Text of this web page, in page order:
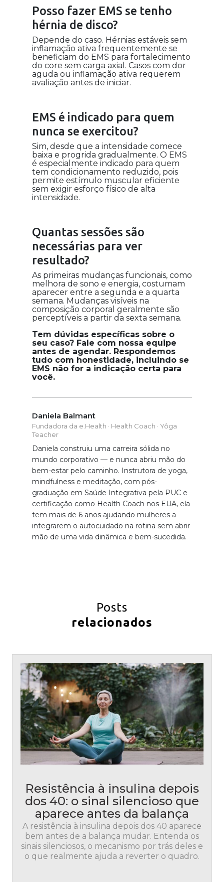
Posso fazer EMS se tenho
hérnia de disco?
Depende do caso. Hérnias estáveis sem
inflamação ativa frequentemente se
beneficiam do EMS para fortalecimento
do core sem carga axial. Casos com dor
aguda ou inflamação ativa requerem
avaliação antes de iniciar.
EMS é indicado para quem
nunca se exercitou?
Sim, desde que a intensidade comece
baixa e progrida gradualmente. O EMS
é especialmente indicado para quem
tem condicionamento reduzido, pois
permite estímulo muscular eficiente
sem exigir esforço físico de alta
intensidade.
Quantas sessões são
necessárias para ver
resultado?
As primeiras mudanças funcionais, como
melhora de sono e energia, costumam
aparecer entre a segunda e a quarta
semana. Mudanças visíveis na
composição corporal geralmente são
perceptíveis a partir da sexta semana.
Tem dúvidas específicas sobre o
seu caso? Fale com nossa equipe
antes de agendar. Respondemos
tudo com honestidade, incluindo se
EMS não for a indicação certa para
você.
Daniela Balmant
Fundadora da e.Health · Health Coach · Yôga
Teacher
Daniela construiu uma carreira sólida no
mundo corporativo — e nunca abriu mão do
bem-estar pelo caminho. Instrutora de yoga,
mindfulness e meditação, com pós-
graduação em Saúde Integrativa pela PUC e
certificação como Health Coach nos EUA, ela
tem mais de 6 anos ajudando mulheres a
integrarem o autocuidado na rotina sem abrir
mão de uma vida dinâmica e bem-sucedida.
Posts
relacionados
Resistência à insulina depois
dos 40: o sinal silencioso que
aparece antes da balança
A resistência à insulina depois dos 40 aparece
bem antes de a balança mudar. Entenda os
sinais silenciosos, o mecanismo por trás deles e
o que realmente ajuda a reverter o quadro.